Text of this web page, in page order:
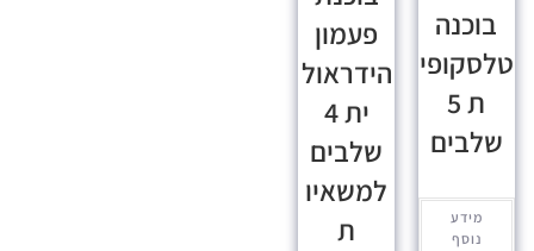
בוכנה
טלסקופי
ת 5
שלבים
מידע
נוסף
פעמון
הידראול
ית 4
שלבים
למשאיו
ת